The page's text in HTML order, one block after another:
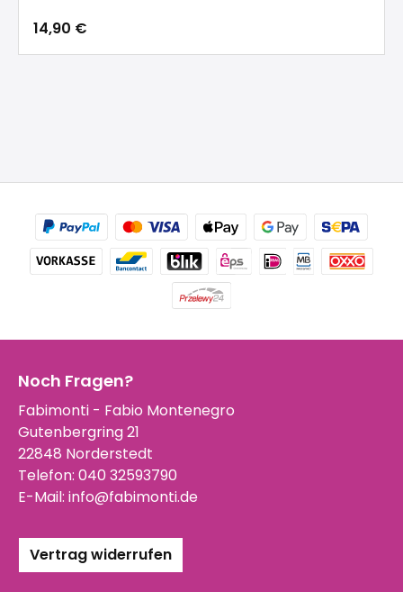
14,90 €
Noch Fragen?
Fabimonti - Fabio Montenegro
Gutenbergring 21
22848 Norderstedt
Telefon: 040 32593790
E-Mail: info@fabimonti.de
Vertrag widerrufen